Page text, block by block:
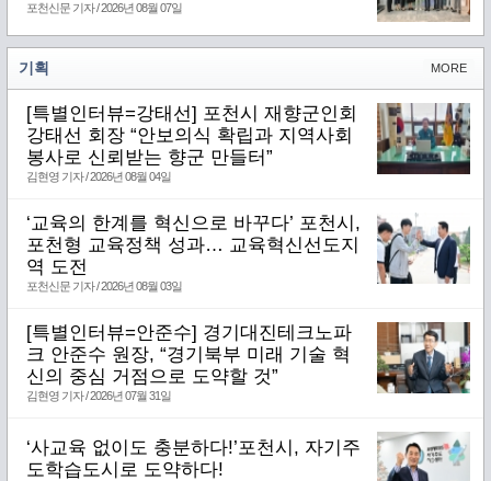
포천신문 기자 / 2026년 08월 07일
MORE
기획
[특별인터뷰=강태선] 포천시 재향군인회
강태선 회장 “안보의식 확립과 지역사회
봉사로 신뢰받는 향군 만들터”
김현영 기자 / 2026년 08월 04일
‘교육의 한계를 혁신으로 바꾸다’ 포천시,
포천형 교육정책 성과… 교육혁신선도지
역 도전
포천신문 기자 / 2026년 08월 03일
[특별인터뷰=안준수] 경기대진테크노파
크 안준수 원장, “경기북부 미래 기술 혁
신의 중심 거점으로 도약할 것”
김현영 기자 / 2026년 07월 31일
‘사교육 없이도 충분하다!’포천시, 자기주
도학습도시로 도약하다!